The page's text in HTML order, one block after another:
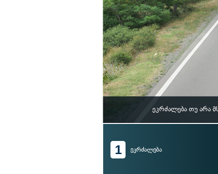
ეკრძალება თუ არა
1 ეკრძალება